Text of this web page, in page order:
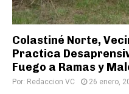
Colastiné Norte,
Practica
Fuego a Ramas y
Por: Redaccion VC 26 enero,